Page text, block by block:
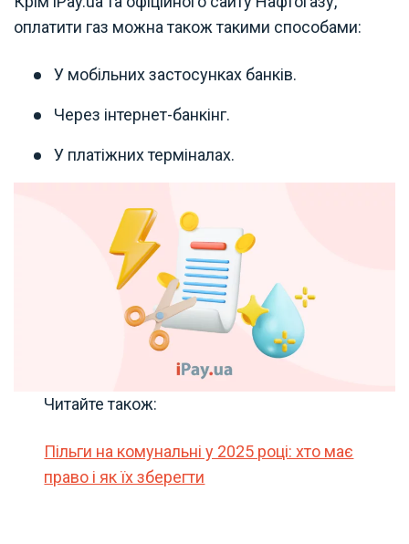
оплатити газ можна також такими способами:
У мобільних застосунках банків.
Через інтернет-банкінг.
У платіжних терміналах.
Читайте також:
Пільги на комунальні у 2025 році: хто має
право і як їх зберегти